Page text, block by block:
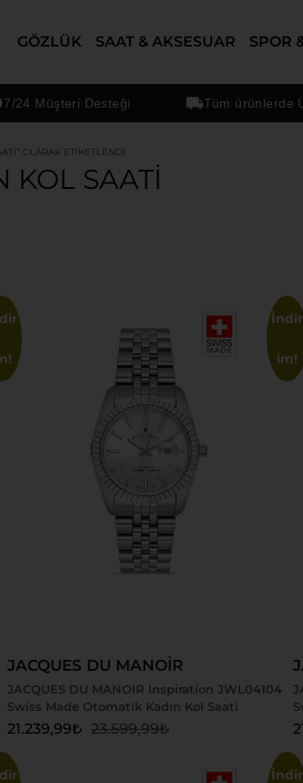
GÖZLÜK SAAT & AKSESUAR SPOR
Desteği Tüm ürünlerde Ücretsiz
OLARAK ETIKETLENDI
KOL SAATI
İndir
im!
JACQUES DU MANOİR
JACQUES DU MANOIR Inspiration JWL04104
Swiss Made Otomatik Kadın Kol Saati
23.599,99₺
21.239,99₺
İndir